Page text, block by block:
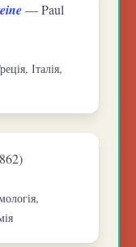
— Paul
Італія,